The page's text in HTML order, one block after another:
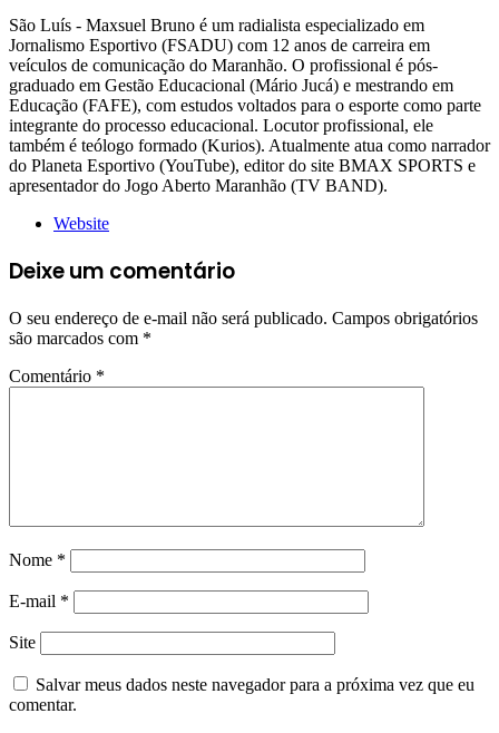
São Luís - Maxsuel Bruno é um radialista especializado em
Jornalismo Esportivo (FSADU) com 12 anos de carreira em
veículos de comunicação do Maranhão. O profissional é pós-
graduado em Gestão Educacional (Mário Jucá) e mestrando em
Educação (FAFE), com estudos voltados para o esporte como parte
integrante do processo educacional. Locutor profissional, ele
também é teólogo formado (Kurios). Atualmente atua como narrador
do Planeta Esportivo (YouTube), editor do site BMAX SPORTS e
apresentador do Jogo Aberto Maranhão (TV BAND).
Website
Deixe um comentário
O seu endereço de e-mail não será publicado. Campos obrigatórios
são marcados com *
Comentário *
Nome *
E-mail *
Site
Salvar meus dados neste navegador para a próxima vez que eu
comentar.